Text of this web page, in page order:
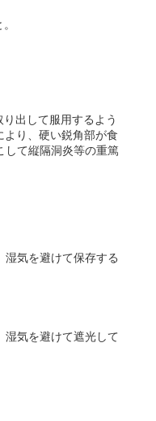
出して服用するよう
り、硬い鋭角部が食
して縦隔洞炎等の重篤
気を避けて保存する
気を避けて遮光して